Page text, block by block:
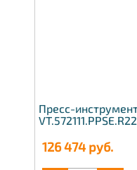
Пресс-
126 474руб.